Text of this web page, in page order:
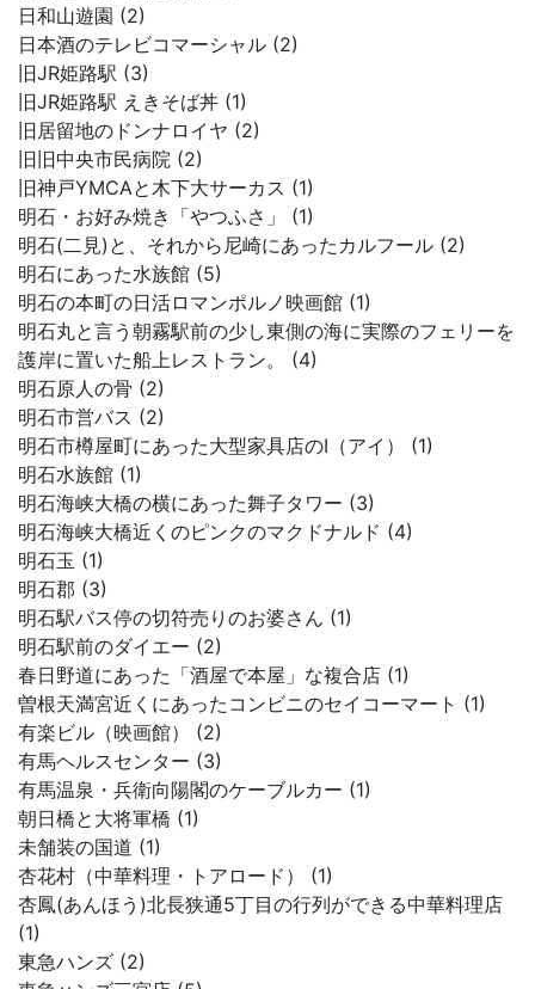
日和山遊園 (2)
日本酒のテレビコマーシャル (2)
旧JR姫路駅 (3)
旧JR姫路駅 えきそば丼 (1)
旧居留地のドンナロイヤ (2)
旧旧中央市民病院 (2)
旧神戸YMCAと木下大サーカス (1)
明石・お好み焼き「やつふさ」 (1)
明石(二見)と、それから尼崎にあったカルフール (2)
明石にあった水族館 (5)
明石の本町の日活ロマンポルノ映画館 (1)
明石丸と言う朝霧駅前の少し東側の海に実際のフェリーを
護岸に置いた船上レストラン。 (4)
明石原人の骨 (2)
明石市営バス (2)
明石市樽屋町にあった大型家具店のI（アイ） (1)
明石水族館 (1)
明石海峡大橋の横にあった舞子タワー (3)
明石海峡大橋近くのピンクのマクドナルド (4)
明石玉 (1)
明石郡 (3)
明石駅バス停の切符売りのお婆さん (1)
明石駅前のダイエー (2)
春日野道にあった「酒屋で本屋」な複合店 (1)
曽根天満宮近くにあったコンビニのセイコーマート (1)
有楽ビル（映画館） (2)
有馬ヘルスセンター (3)
有馬温泉・兵衛向陽閣のケーブルカー (1)
朝日橋と大将軍橋 (1)
未舗装の国道 (1)
杏花村（中華料理・トアロード） (1)
杏鳳(あんほう)北長狭通5丁目の行列ができる中華料理店
(1)
東急ハンズ (2)